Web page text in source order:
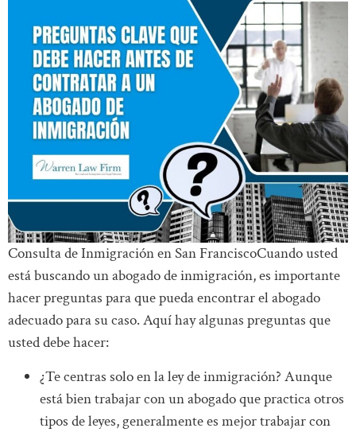
Consulta de Inmigración en San FranciscoCuando usted
está buscando un abogado de inmigración, es importante
hacer preguntas para que pueda encontrar el abogado
adecuado para su caso. Aquí hay algunas preguntas que
usted debe hacer:
¿Te centras solo en la ley de inmigración? Aunque
está bien trabajar con un abogado que practica otros
tipos de leyes, generalmente es mejor trabajar con